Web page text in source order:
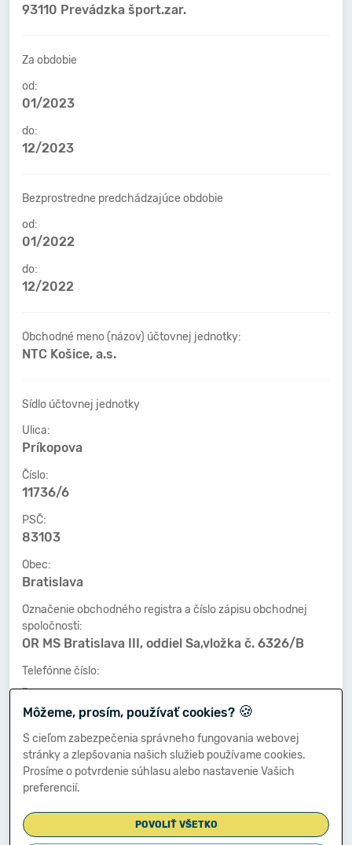
93110 Prevádzka šport.zar.
Za obdobie
od:
01/2023
do:
12/2023
Bezprostredne predchádzajúce obdobie
od:
01/2022
do:
12/2022
Obchodné meno (názov) účtovnej jednotky:
NTC Košice, a.s.
Sídlo účtovnej jednotky
Ulica:
Príkopova
Číslo:
11736/6
PSČ:
83103
Obec:
Bratislava
Označenie obchodného registra a číslo zápisu obchodnej
spoločnosti:
OR MS Bratislava III, oddiel Sa,vložka č. 6326/B
Telefónne číslo:
-
Faxové číslo:
-
E-mailová adresa:
-
Zostavená dňa:
Môžeme, prosím, používať cookies? 🍪
S cieľom zabezpečenia správneho fungovania webovej
stránky a zlepšovania našich služieb používame cookies.
Prosíme o potvrdenie súhlasu alebo nastavenie Vašich
preferencií.
POVOLIŤ VŠETKO